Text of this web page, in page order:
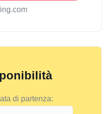
di partenza: